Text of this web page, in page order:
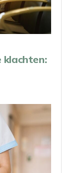
klachten: